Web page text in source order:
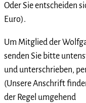
Oder Sie entscheiden
Euro).
Um Mitglied der
senden Sie bitte
und unterschrieben,
(Unsere Anschrift
der Regel umgehend